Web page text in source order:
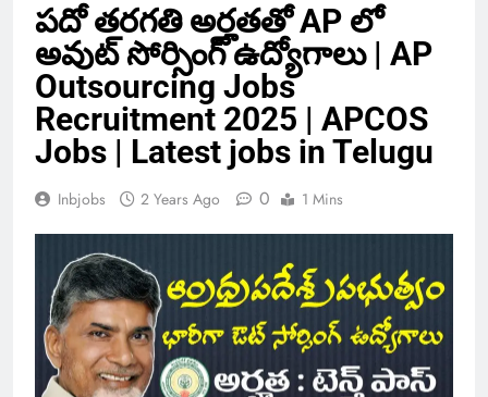
పదో తరగతి అర్హతతో AP లో
అవుట్ సోర్సింగ్ ఉద్యోగాలు | AP
Outsourcing Jobs
Recruitment 2025 | APCOS
Jobs | Latest jobs in Telugu
Inbjobs 2 Years Ago 0 1 Mins